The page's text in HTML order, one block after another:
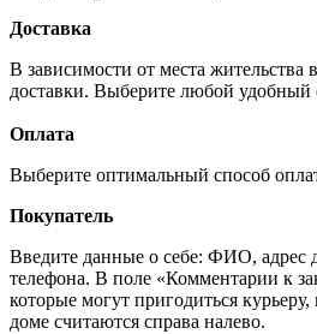
Доставка
В зависимости от места жительства
доставки. Выберите любой удобный
Оплата
Выберите оптимальный способ
Покупатель
Введите данные о себе: ФИО, адрес
телефона. В поле «Комментарии к
которые могут пригодиться
доме считаются справа налево.